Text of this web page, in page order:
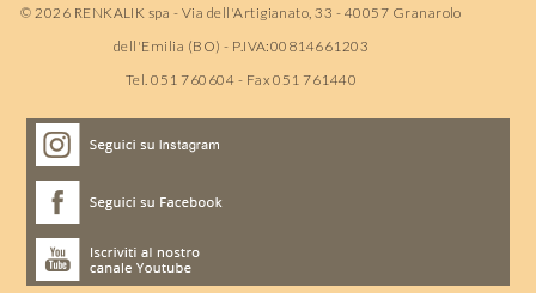
© 2026 RENKALIK spa - Via dell'Artigianato, 33 - 40057 Granarolo
dell'Emilia (BO) - P.IVA:00814661203
Tel. 051 760604 - Fax 051 761440